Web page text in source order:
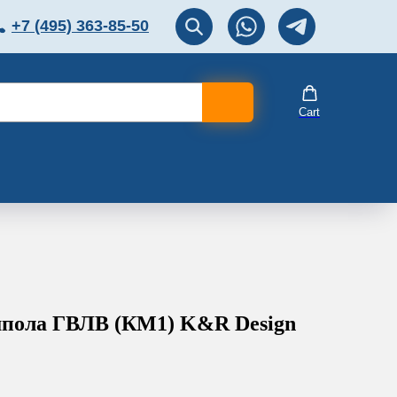
Перезвоните мне!
+7 (495) 363-85-50
Cart
ГВЛВ (КМ1) K&R Design